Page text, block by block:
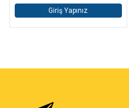
Giriş Yapınız